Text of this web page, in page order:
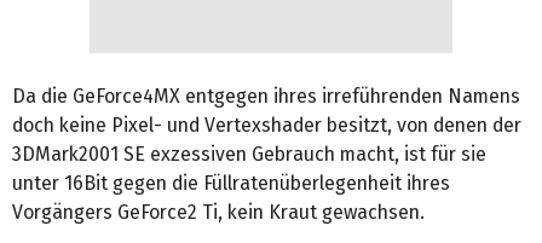
Da die GeForce4MX entgegen ihres irreführenden Namens
doch keine Pixel- und Vertexshader besitzt, von denen der
3DMark2001 SE exzessiven Gebrauch macht, ist für sie
unter 16Bit gegen die Füllratenüberlegenheit ihres
Vorgängers GeForce2 Ti, kein Kraut gewachsen.